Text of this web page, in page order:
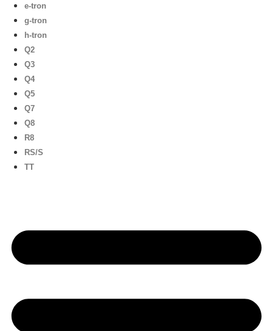
e-tron
g-tron
h-tron
Q2
Q3
Q4
Q5
Q7
Q8
R8
RS/S
TT